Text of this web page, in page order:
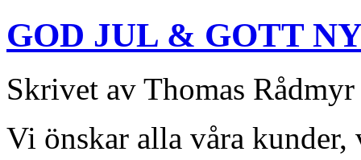
GOD JUL & GOTT
Skrivet av Thomas
Vi önskar alla våra